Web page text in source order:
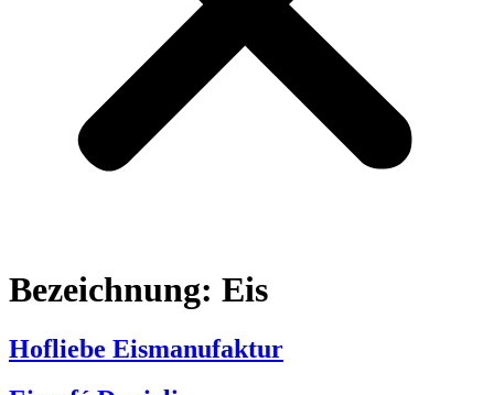
Bezeichnung: Eis
Hofliebe Eismanufaktur